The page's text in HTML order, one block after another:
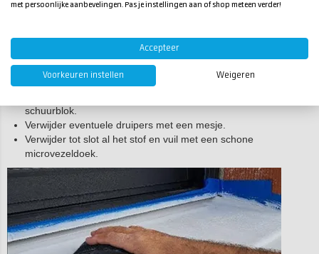
tweede laag
Na droging kan de eerste laag lichte oneffenheden vertonen.
schuurblok.
Verwijder eventuele druipers met een mesje.
Verwijder tot slot al het stof en vuil met een schone
microvezeldoek.
met persoonlijke aanbevelingen. Pas je instellingen aan of shop meteen verder!
Accepteer
Voorkeuren instellen Weigeren